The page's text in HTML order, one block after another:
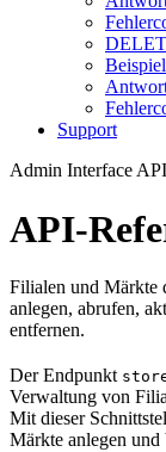
Beispiel
Support
Admin Interface API
API-
Filialen und Märkte
anlegen, abrufen,
entfernen.
Der Endpunkt
Verwaltung von
Mit dieser
Märkte anlegen und